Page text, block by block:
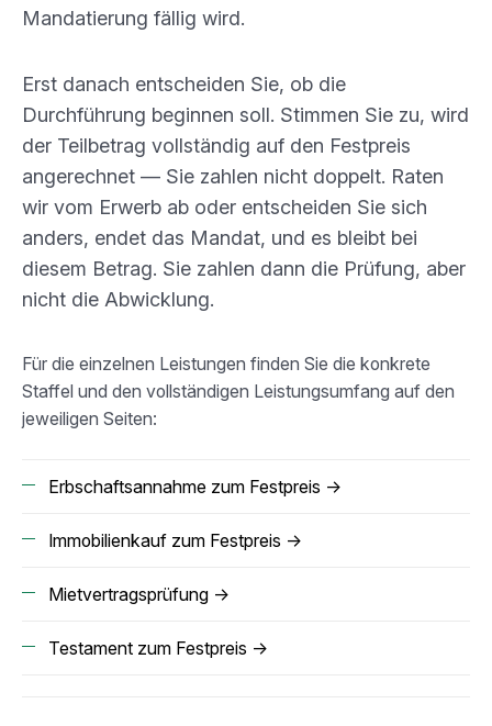
Mandatierung fällig wird.
Erst danach entscheiden Sie, ob die
Durchführung beginnen soll. Stimmen Sie zu, wird
der Teilbetrag vollständig auf den Festpreis
angerechnet — Sie zahlen nicht doppelt. Raten
wir vom Erwerb ab oder entscheiden Sie sich
anders, endet das Mandat, und es bleibt bei
diesem Betrag. Sie zahlen dann die Prüfung, aber
nicht die Abwicklung.
Für die einzelnen Leistungen finden Sie die konkrete
Staffel und den vollständigen Leistungsumfang auf den
jeweiligen Seiten:
Erbschaftsannahme zum Festpreis →
Immobilienkauf zum Festpreis →
Mietvertragsprüfung →
Testament zum Festpreis →